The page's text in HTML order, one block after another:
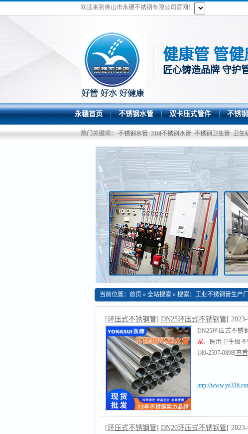
欢迎来到佛山市永穗不锈钢有限公司官网！
健康管 管
匠心铸造品牌 守护
永穗首页 不锈钢水管 双卡压式管件 不锈
热门关键词： 不锈钢水管 316l不锈钢水管 不锈钢卫生管 卫生
当前位置： 首页 » 全站搜索» 搜索：工业不锈钢管生产
[环压式不锈钢管] DN25环压式不锈钢管 [
DN25环压式不锈
家，医用卫生级
180-2597-0898[查
http://
[环压式不锈钢管] DN20环压式不锈钢管 [